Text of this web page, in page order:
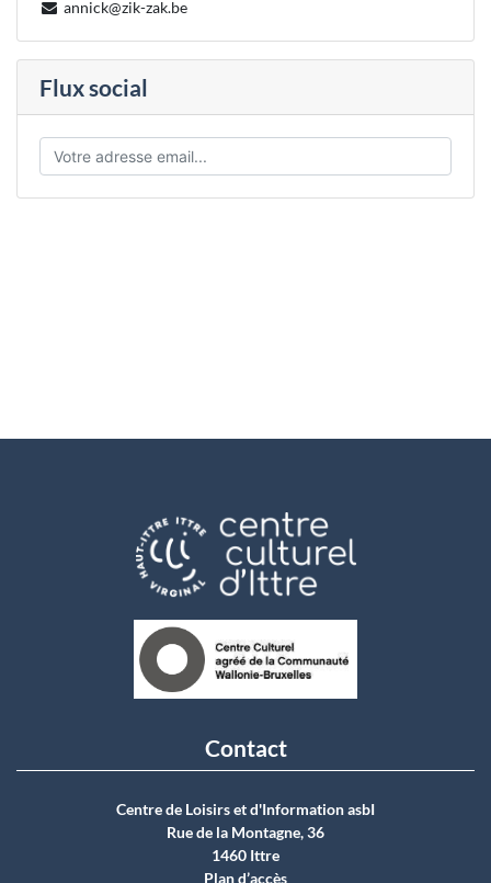
annick@zik-zak.be
Flux social
Contact
Centre de Loisirs et d'Information asbI
Rue de la Montagne, 36
1460 Ittre
Plan d’accès